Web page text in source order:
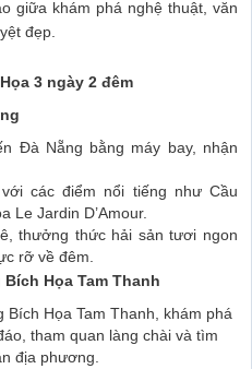
giữa khám phá nghệ thuật, văn
đẹp.
3 ngày 2 đêm
Đà Nẵng bằng máy bay, nhận
các điểm nổi tiếng như Cầu
Le Jardin D’Amour.
thưởng thức hải sản tươi ngon
rỡ về đêm.
Họa Tam Thanh
Bích Họa Tam Thanh, khám phá
tham quan làng chài và tìm
địa phương.